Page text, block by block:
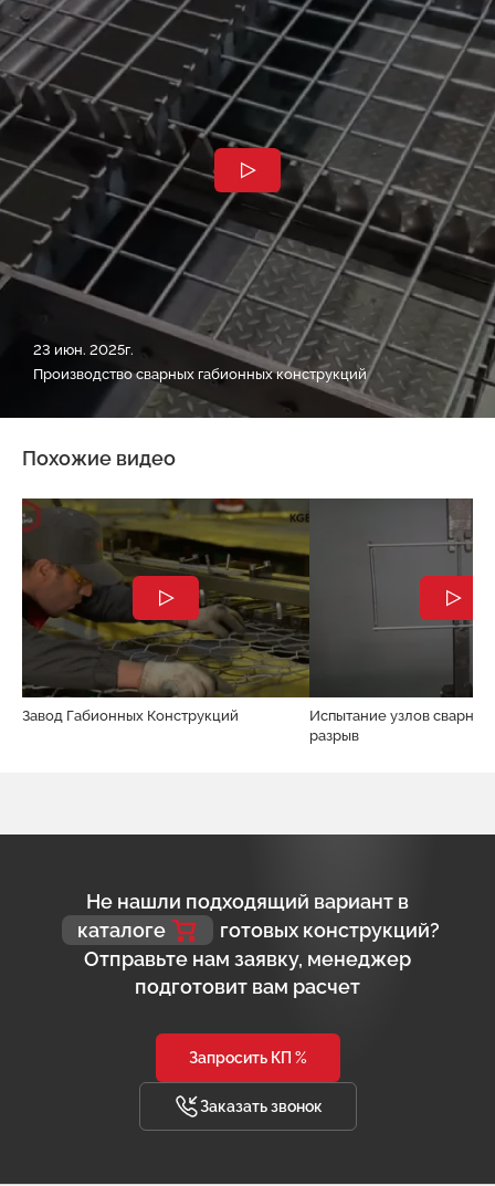
23 июн. 2025г.
Производство сварных габионных конструкций
Похожие видео
Завод Габионных Конструкций
Испытание узлов сварной
разрыв
Не нашли подходящий вариант в
каталоге
готовых конструкций?
Отправьте нам заявку, менеджер
подготовит вам расчет
Запросить КП %
Заказать звонок